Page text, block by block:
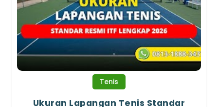
Tenis
Ukuran Lapangan Tenis Standar